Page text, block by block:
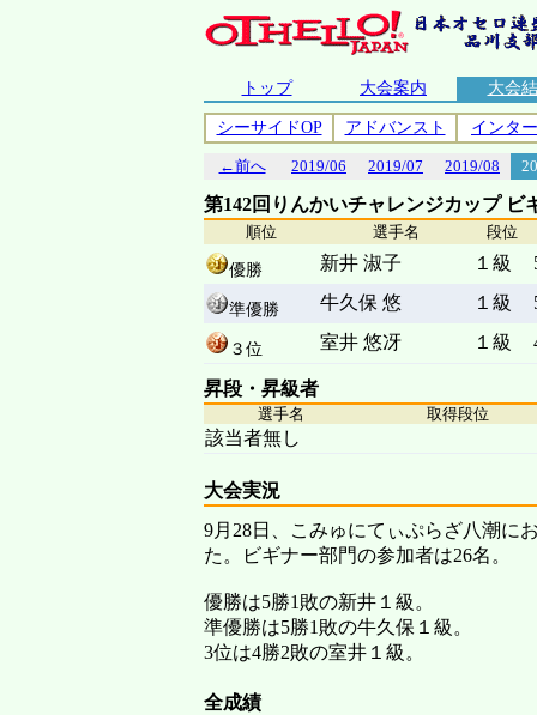
トップ 大会案内 大会
シーサイドOP アドバンスト インタ
←前へ 2019/06 2019/07 2019/08
第142回りんかいチャレンジカップ ビ
順位 選手名 段位
優勝 新井 淑子 １級
準優勝 牛久保 悠 １級
３位 室井 悠冴 １級
昇段・昇級者
選手名 取得段位
該当者無し
大会実況
9月28日、こみゅにてぃぷらざ八潮に
た。ビギナー部門の参加者は26名。
優勝は5勝1敗の新井１級。
準優勝は5勝1敗の牛久保１級。
3位は4勝2敗の室井１級。
全成績